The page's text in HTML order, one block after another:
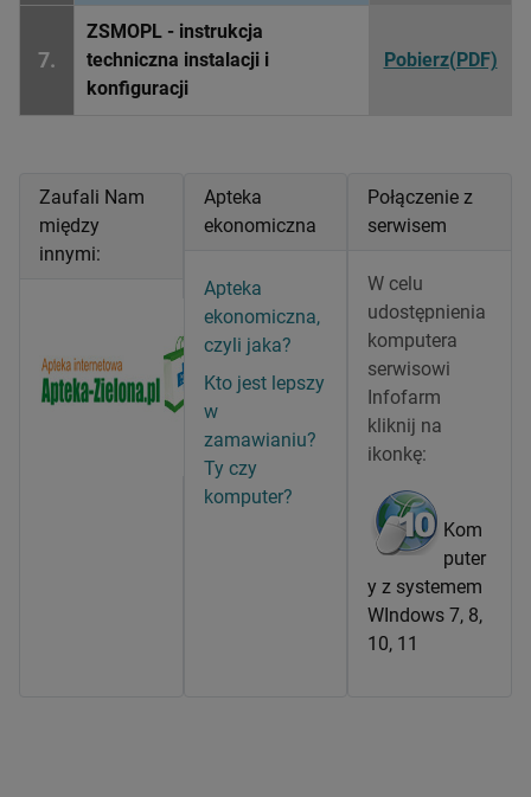
7.
ZSMOPL - instrukcja
techniczna instalacji i
konfiguracji
Pobierz(PDF)
Zaufali Nam
między
innymi:
Apteka
ekonomiczna
Apteka
ekonomiczna,
czyli jaka?
Kto jest lepszy
w
zamawianiu?
Ty czy
komputer?
Połączenie z
serwisem
W celu
udostępnienia
komputera
serwisowi
Infofarm
kliknij na
ikonkę:
Kom
puter
y z systemem
WIndows 7, 8,
10, 11